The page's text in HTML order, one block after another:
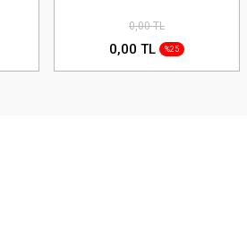
0,00 TL
0,00 TL %25